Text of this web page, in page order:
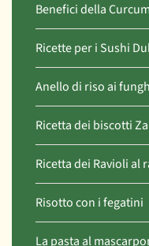
Benefici della
Ricette per i Sushi
Anello di riso ai
Ricetta dei biscotti
Ricetta dei Ravioli al
Risotto con i fegatini
La pasta al